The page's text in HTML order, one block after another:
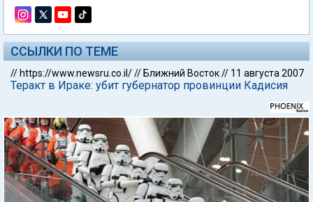
ССЫЛКИ ПО ТЕМЕ
// https://www.newsru.co.il/// Ближний Восток// 11 августа 2007
Теракт в Ираке: убит губернатор провинции Кадисия